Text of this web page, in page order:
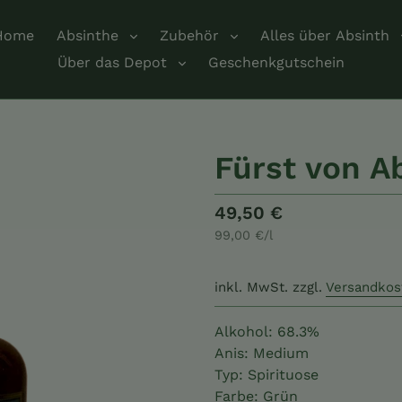
Absinthe Zubehör
Alles über Absinth
Über das Depot
Geschenkgutschein
Fürst von
Normaler
Preis
49,50 €
Einzelpreis
99,00 €/pro
inkl. MwSt. zzgl.
Alkohol: 68.3%
Anis: Medium
Typ: Spirituose
Farbe: Grün